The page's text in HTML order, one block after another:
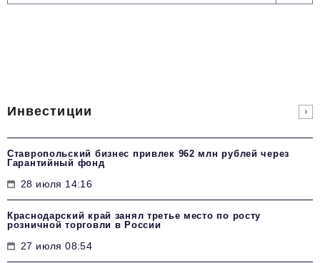
Инвестиции
Ставропольский бизнес привлек 962 млн рублей через
Гарантийный фонд
28 июля 14:16
Краснодарский край занял третье место по росту
розничной торговли в России
27 июля 08:54